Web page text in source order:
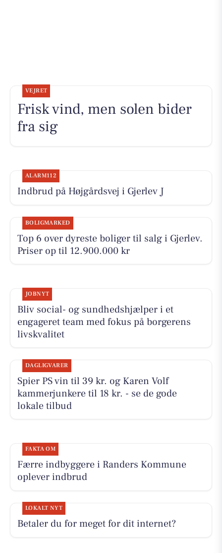
VEJRET
Frisk vind, men solen bider
fra sig
ALARM112
Indbrud på Højgårdsvej i Gjerlev J
BOLIGMARKED
Top 6 over dyreste boliger til salg i Gjerlev.
Priser op til 12.900.000 kr
JOBNYT
Bliv social- og sundhedshjælper i et
engageret team med fokus på borgerens
livskvalitet
DAGLIGVARER
Spier PS vin til 39 kr. og Karen Volf
kammerjunkere til 18 kr. - se de gode
lokale tilbud
FAKTA OM
Færre indbyggere i Randers Kommune
oplever indbrud
LOKALT NYT
Betaler du for meget for dit internet?